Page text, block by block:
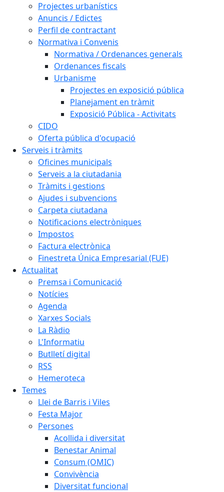
Projectes urbanístics
Anuncis / Edictes
Perfil de contractant
Normativa i Convenis
Normativa / Ordenances generals
Ordenances fiscals
Urbanisme
Projectes en exposició pública
Planejament en tràmit
Exposició Pública - Activitats
CIDO
Oferta pública d'ocupació
Serveis i tràmits
Oficines municipals
Serveis a la ciutadania
Tràmits i gestions
Ajudes i subvencions
Carpeta ciutadana
Notificacions electròniques
Impostos
Factura electrònica
Finestreta Única Empresarial (FUE)
Actualitat
Premsa i Comunicació
Notícies
Agenda
Xarxes Socials
La Ràdio
L'Informatiu
Butlletí digital
RSS
Hemeroteca
Temes
Llei de Barris i Viles
Festa Major
Persones
Acollida i diversitat
Benestar Animal
Consum (OMIC)
Convivència
Diversitat funcional